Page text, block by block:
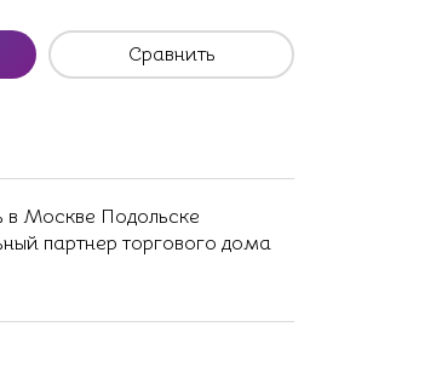
Сравнить
в Москве Подольске
партнер торгового дома